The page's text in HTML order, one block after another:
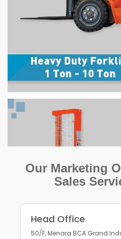
Our Marketing
Sales
Head Office
50/F, Menara BCA Grand